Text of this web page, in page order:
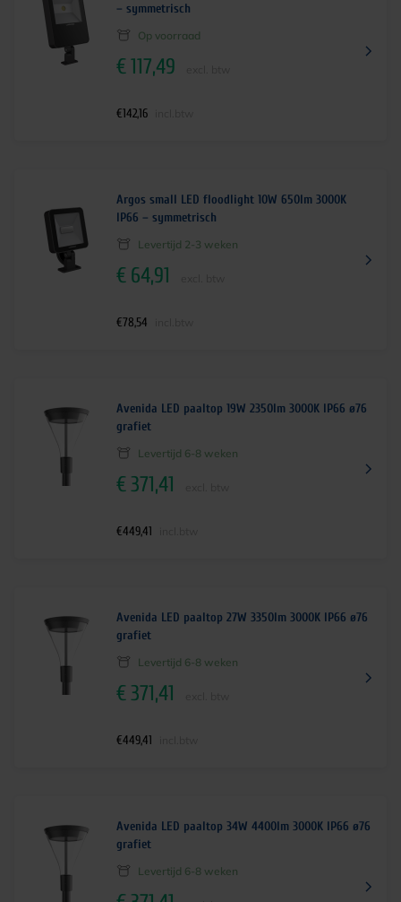
– symmetrisch
Op voorraad
€117,49
€142,16
Argos small LED floodlight 10W 650lm 3000K
IP66 – symmetrisch
Levertijd 2-3 weken
€ 64,91
€78,54
Avenida LED paaltop 19W 2350lm 3000K IP66 ø76
grafiet
Levertijd 6-8 weken
€371,41
€449,41
Avenida LED paaltop 27W 3350lm 3000K IP66 ø76
grafiet
Levertijd 6-8 weken
€371,41
€449,41
Avenida LED paaltop 34W 4400lm 3000K IP66 ø76
grafiet
Levertijd 6-8 weken